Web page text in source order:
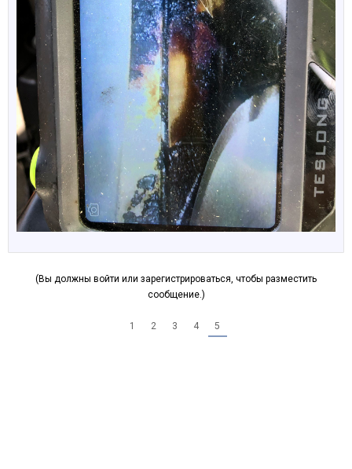
(Вы должны войти или зарегистрироваться, чтобы разместить
сообщение.)
1 2 3 4 5